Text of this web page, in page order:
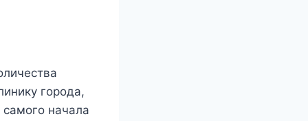
города,
начала